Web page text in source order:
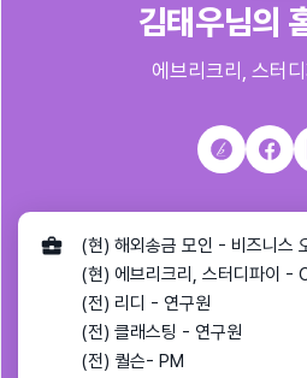
김태우님의
에브리크리, 스터
(현) 해외송금 모인 - 비즈니스
(현) 에브리크리, 스터디파이 -
(전) 리디 - 연구원
(전) 클래스팅 - 연구원
(전) 퀄슨- PM